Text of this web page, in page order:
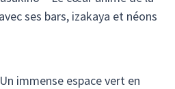
ses bars, izakaya et néons
immense espace vert en